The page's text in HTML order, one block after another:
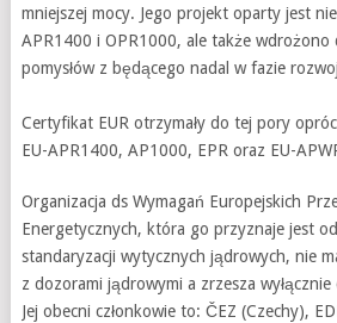
mniejszej mocy. Jego projekt oparty jest
APR1400 i OPR1000, ale także wdrożono
pomysłów z będącego nadal w fazie
Certyfikat EUR otrzymały do tej pory
EU-APR1400, AP1000, EPR oraz EU-
Organizacja ds Wymagań Europejskich
Energetycznych, która go przyznaje jest
standaryzacji wytycznych jądrowych, nie
z dozorami jądrowymi a zrzesza
Jej obecni członkowie to: ČEZ (Czechy),